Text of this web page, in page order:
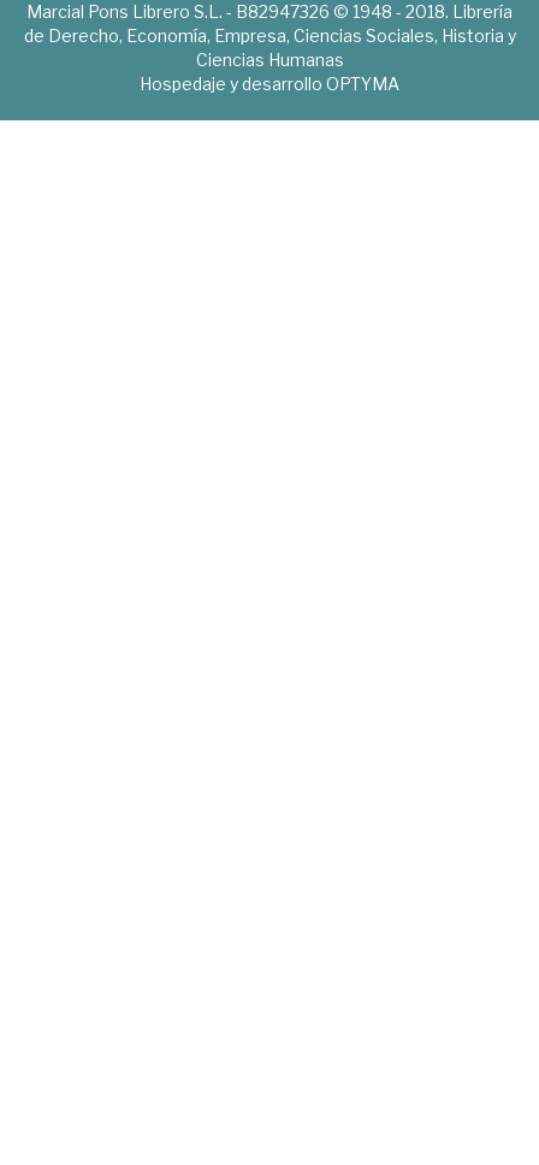
Marcial Pons Librero S.L. - B82947326 © 1948 - 2018. Librería
de Derecho, Economía, Empresa, Ciencias Sociales, Historia y
Ciencias Humanas
Hospedaje y desarrollo OPTYMA